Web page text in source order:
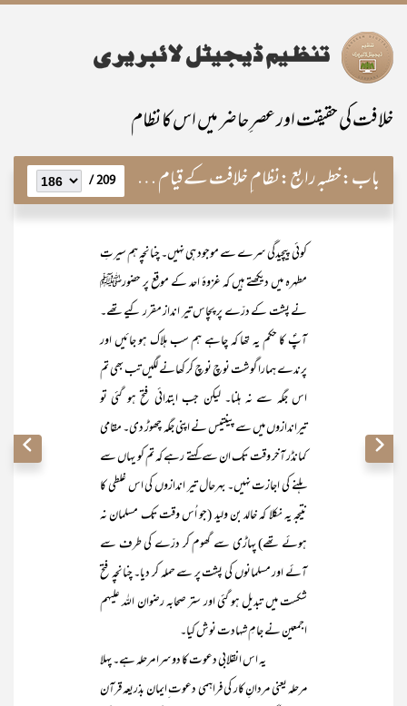
خلافت کی حقیقت اور عصرِ حاضر میں اس کا نظام
باب:خطبہ رابع:نظام ِ خلافت کے قیام کا نبویؐ طریق 209 /
کوئی پیچیدگی سرے سے موجود ہی نہیں۔ چنانچہ ہم سیرتِ
مطہرہ میں دیکھتے ہیں کہ غزوۂ احد کے موقع پر حضورﷺ
نے پشت کے درّے پر پچاس تیر انداز مقرر کیے تھے۔
آپؐ کا حکم یہ تھا کہ چاہے ہم سب ہلاک ہو جائیں اور
پرندے ہمارا گوشت نوچ نوچ کر کھانے لگیں تب بھی تم
اس جگہ سے نہ ہلنا۔ لیکن جب ابتدائی فتح ہو گئی تو
تیراندازوں میں سے پینتیس نے اپنی جگہ چھوڑ دی۔ مقامی
کمانڈر آخر وقت تک ان سے کہتے رہے کہ تم کو یہاں سے
ہلنے کی اجازت نہیں۔ بہرحال تیر اندازوں کی اس غلطی کا
نتیجہ یہ نکلا کہ خالد بن ولید (جو اُس وقت تک مسلمان نہ
ہوئے تھے) پہاڑی سے گھوم کر درّے کی طرف سے
آئے اور مسلمانوں کی پشت پر سے حملہ کر دیا۔ چنانچہ فتح
شکست میں تبدیل ہو گئی اور ستر صحابہ رضوان اللہ علیہم
اجمعین نے جامِ شہادت نوش کیا۔
یہ اس انقلابی دعوت کا دوسرا مرحلہ ہے۔ پہلا
مرحلہ یعنی مردانِ کار کی فراہمی دعوت ِایمان بذریعہ قرآن